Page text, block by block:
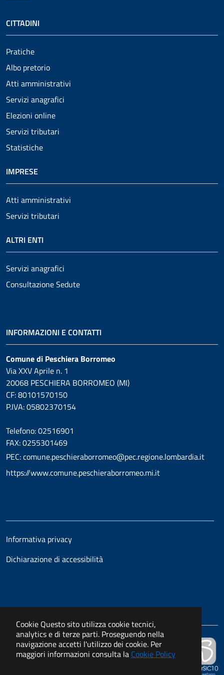
Cookie Questo sito utilizza cookie tecnici,
analytics e di terze parti. Proseguendo nella
navigazione accetti l'utilizzo dei cookie. Per
maggiori informazioni consulta la Cookie Policy
CITTADINI
Pratiche
Albo pretorio
Atti amministrativi
Servizi anagrafici
Elezioni online
Servizi tributari
Statistiche
IMPRESE
Atti amministrativi
Servizi tributari
ALTRI ENTI
Servizi anagrafici
Consultazione Sedute
INFORMAZIONI E CONTATTI
Comune di Peschiera Borromeo
Via XXV Aprile n. 1
20068 PESCHIERA BORROMEO (MI)
CF: 80101570150
P.IVA: 05802370154
Telefono: 02516901
FAX: 0255301469
PEC: comune.peschieraborromeo@pec.regione.lombardia.it
https://www.comune.peschieraborromeo.mi.it
Informativa privacy
Dichiarazione di accessibilità
Powered by
APKAPPA s.r.l.